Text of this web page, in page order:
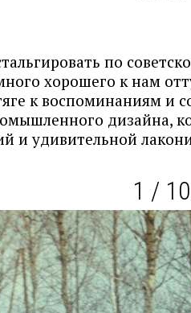
по
хорошего к нам
к воспоминаниям и
дизайна,
и удивительной
1 / 10